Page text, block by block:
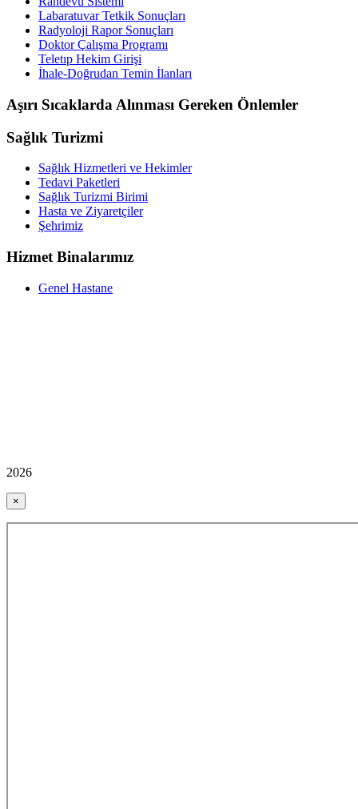
Labaratuvar Tetkik Sonuçları
Radyoloji Rapor Sonuçları
Doktor Çalışma Programı
Teletıp Hekim Girişi
İhale-Doğrudan Temin İlanları
Aşırı Sıcaklarda Alınması Gereken Önlemler
Sağlık Turizmi
Sağlık Hizmetleri ve Hekimler
Tedavi Paketleri
Sağlık Turizmi Birimi
Hasta ve Ziyaretçiler
Şehrimiz
Hizmet Binalarımız
Genel Hastane
2026
×